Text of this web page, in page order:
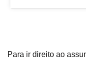
Para ir direito ao